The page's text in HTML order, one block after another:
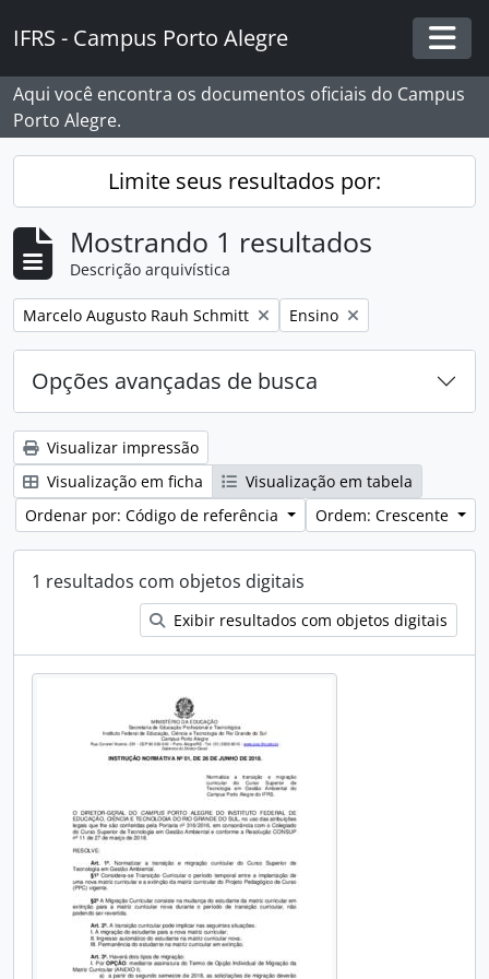
IFRS - Campus Porto Alegre
Aqui você encontra os documentos oficiais do Campus
Porto Alegre.
Limite seus resultados por:
Mostrando 1 resultados
Descrição arquivística
Remover filtro:
Marcelo Augusto Rauh Schmitt Remover filtro:
Ensino
Opções avançadas de busca
Visualizar impressão
Visualização em ficha
Visualização em tabela
Ordenar por: Código de referência
Ordem: Crescente
1 resultados com objetos digitais
Exibir resultados com objetos digitais